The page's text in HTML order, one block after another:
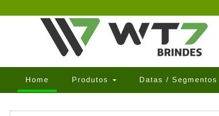
Home (current)Produtos Datas /